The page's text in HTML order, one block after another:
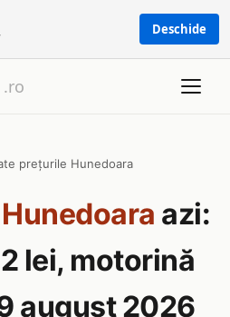
Deschide
prețurile Hunedoara
Hunedoara azi:
lei, motorină
august 2026